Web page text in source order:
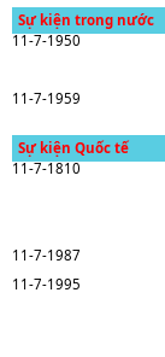
Sự kiện trong nước
11-7-1950
11-7-1959
Sự kiện Quốc tế
11-7-1810
11-7-1987
11-7-1995